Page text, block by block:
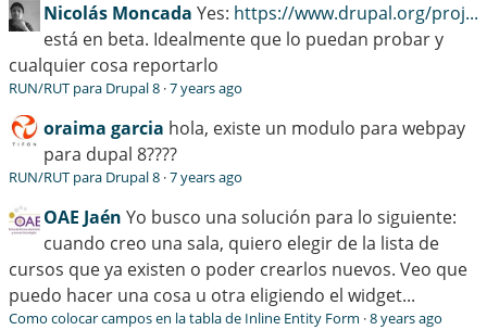
Nicolás Moncada Yes: https://www.drupal.org/proj...
está en beta. Idealmente que lo puedan probar y
cualquier cosa reportarlo
RUN/RUT para Drupal 8 ·7 years ago
oraima garcia hola, existe un modulo para webpay
para dupal 8????
RUN/RUT para Drupal 8 ·7 years ago
OAE Jaén Yo busco una solución para lo siguiente:
cuando creo una sala, quiero elegir de la lista de
cursos que ya existen o poder crearlos nuevos. Veo que
puedo hacer una cosa u otra eligiendo el widget...
Como colocar campos en la tabla de Inline Entity Form ·8 years ago